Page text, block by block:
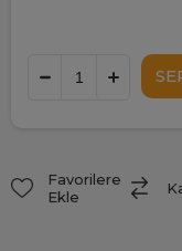
Favorilere
Ekle